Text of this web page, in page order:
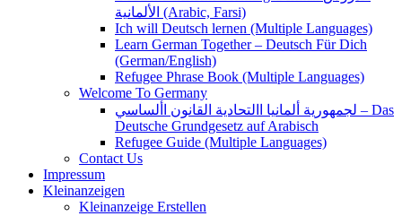
الألمانية (Arabic, Farsi)
Ich will Deutsch lernen (Multiple Languages)
Learn German Together – Deutsch Für Dich
(German/English)
Refugee Phrase Book (Multiple Languages)
Welcome To Germany
لجمهورية ألمانيا االتحادية القانون األساسي – Das
Deutsche Grundgesetz auf Arabisch
Refugee Guide (Multiple Languages)
Contact Us
Impressum
Kleinanzeigen
Kleinanzeige Erstellen